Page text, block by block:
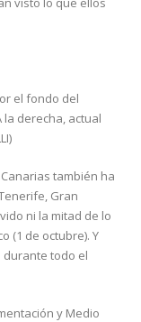
el fondo del
la derecha, actual
también ha
Gran
ni la mitad de lo
(1 de octubre). Y
todo el
y Medio